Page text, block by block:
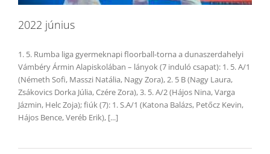
2022 június
1. 5. Rumba liga gyermeknapi floorball-torna a dunaszerdahelyi
Vámbéry Ármin Alapiskolában – lányok (7 induló csapat): 1. 5. A/1
(Németh Sofi, Masszi Natália, Nagy Zora), 2. 5 B (Nagy Laura,
Zsákovics Dorka Júlia, Czére Zora), 3. 5. A/2 (Hájos Nina, Varga
Jázmin, Helc Zoja); fiúk (7): 1. S.A/1 (Katona Balázs, Petőcz Kevin,
Hájos Bence, Veréb Erik), [...]